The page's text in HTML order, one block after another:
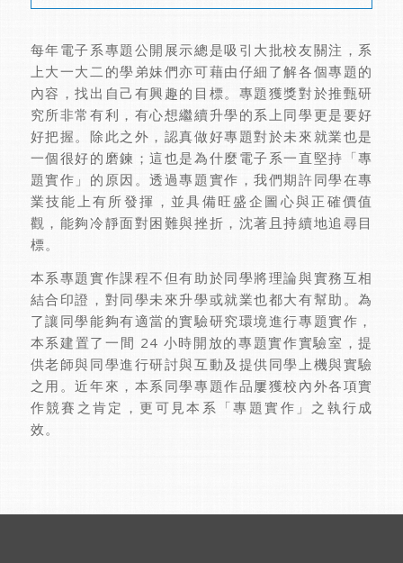
每年電子系專題公開展示總是吸引大批校友關注，系
上大一大二的學弟妹們亦可藉由仔細了解各個專題的
內容，找出自己有興趣的目標。專題獲獎對於推甄研
究所非常有利，有心想繼續升學的系上同學更是要好
好把握。除此之外，認真做好專題對於未來就業也是
一個很好的磨鍊；這也是為什麼電子系一直堅持「專
題實作」的原因。透過專題實作，我們期許同學在專
業技能上有所發揮，並具備旺盛企圖心與正確價值
觀，能夠冷靜面對困難與挫折，沈著且持續地追尋目
標。
本系專題實作課程不但有助於同學將理論與實務互相
結合印證，對同學未來升學或就業也都大有幫助。為
了讓同學能夠有適當的實驗研究環境進行專題實作，
本系建置了一間 24 小時開放的專題實作實驗室，提
供老師與同學進行研討與互動及提供同學上機與實驗
之用。近年來，本系同學專題作品屢獲校內外各項實
作競賽之肯定，更可見本系「專題實作」之執行成
效。